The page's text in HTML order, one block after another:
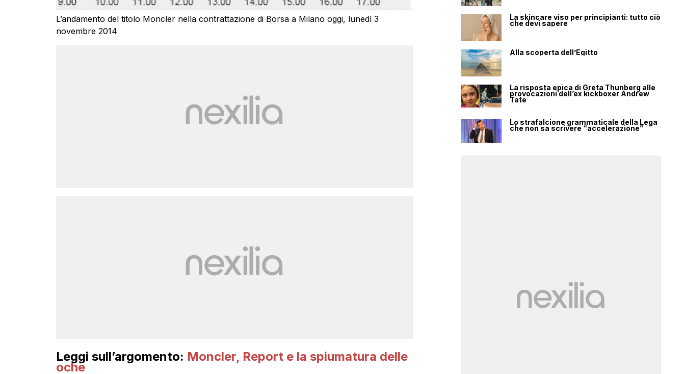
L’andamento del titolo Moncler nella contrattazione di Borsa a Milano oggi, lunedì 3
novembre 2014
Leggi sull’argomento: Moncler, Report e la spiumatura delle
oche
La skincare viso per principianti: tutto ciò
che devi sapere
Alla scoperta dell’Egitto
La risposta epica di Greta Thunberg alle
provocazioni dell’ex kickboxer Andrew
Tate
Lo strafalcione grammaticale della Lega
che non sa scrivere “accelerazione”